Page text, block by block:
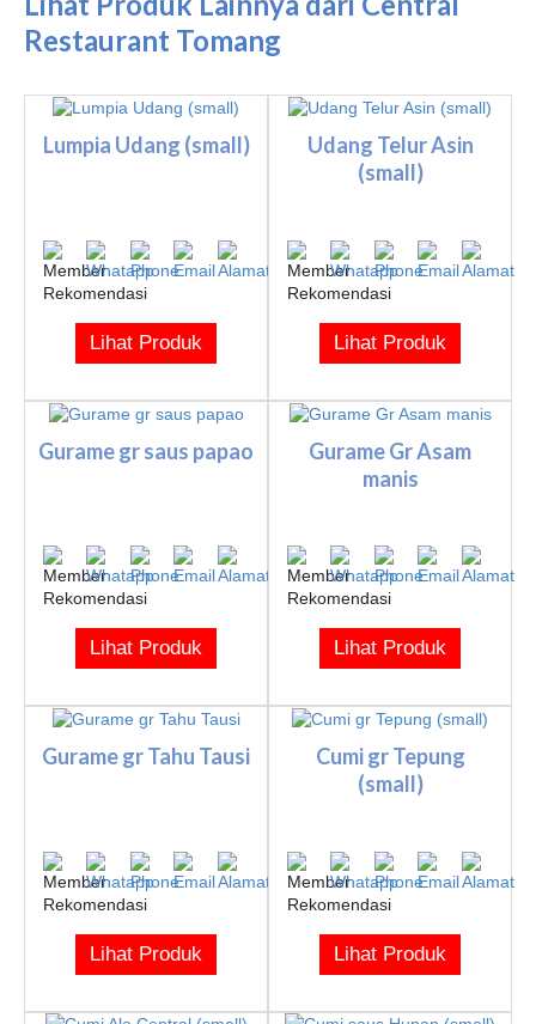
Restaurant Tomang
Lumpia Udang (small)
Lihat Produk
Udang Telur Asin
(small)
Lihat Produk
Gurame gr saus papao
Lihat Produk
Gurame Gr Asam
manis
Lihat Produk
Gurame gr Tahu Tausi
Lihat Produk
Cumi gr Tepung
(small)
Lihat Produk